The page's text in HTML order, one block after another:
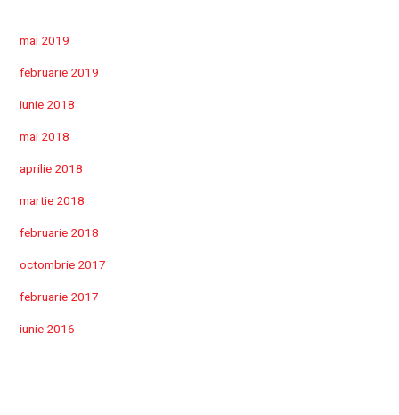
mai 2019
februarie 2019
iunie 2018
mai 2018
aprilie 2018
martie 2018
februarie 2018
octombrie 2017
februarie 2017
iunie 2016